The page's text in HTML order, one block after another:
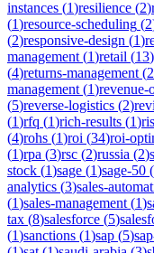
instances (1)resilience (2)
(1)resource-scheduling (2
(2)responsive-design (1)
management (1)retail (13)
(4)returns-management (2
management (1)revenue-
(5)reverse-logistics (2)
(1)rfq (1)rich-results (1)
(4)rohs (1)roi (34)roi-
(1)rpa (3)rsc (2)russia (2)
stock (1)sage (1)sage-50 (
analytics (3)sales-
(1)sales-management (1)
tax (8)salesforce (5)
(1)sanctions (1)sap (5)